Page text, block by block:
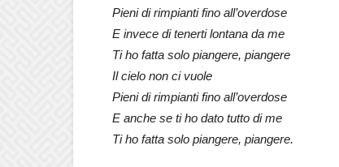
Pieni di rimpianti fino all’overdose
E invece di tenerti lontana da me
Ti ho fatta solo piangere, piangere
Il cielo non ci vuole
Pieni di rimpianti fino all’overdose
E anche se ti ho dato tutto di me
Ti ho fatta solo piangere, piangere.